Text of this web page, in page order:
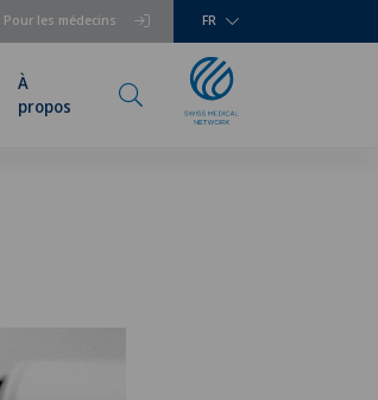
Pour les médecins FR
À
propos